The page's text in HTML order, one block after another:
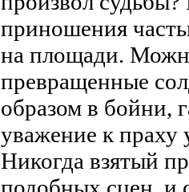
приношения
на площади.
превращенные
образом в бойни,
уважение к
Никогда взятый